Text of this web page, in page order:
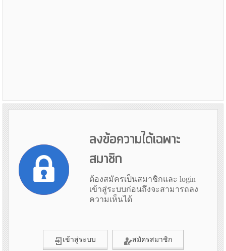
ลงข้อความได้เฉพาะ
สมาชิก
ต้องสมัครเป็นสมาชิกและ login
เข้าสู่ระบบก่อนถึงจะสามารถลง
ความเห็นได้
เข้าสู่ระบบ สมัครสมาชิก